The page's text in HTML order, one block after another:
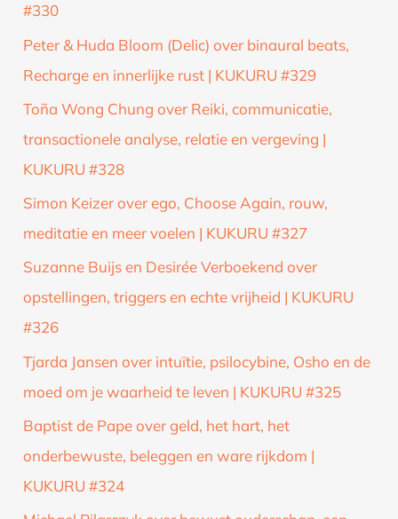
#330
Peter & Huda Bloom (Delic) over binaural beats,
Recharge en innerlijke rust | KUKURU #329
Toña Wong Chung over Reiki, communicatie,
transactionele analyse, relatie en vergeving |
KUKURU #328
Simon Keizer over ego, Choose Again, rouw,
meditatie en meer voelen | KUKURU #327
Suzanne Buijs en Desirée Verboekend over
opstellingen, triggers en echte vrijheid | KUKURU
#326
Tjarda Jansen over intuïtie, psilocybine, Osho en de
moed om je waarheid te leven | KUKURU #325
Baptist de Pape over geld, het hart, het
onderbewuste, beleggen en ware rijkdom |
KUKURU #324